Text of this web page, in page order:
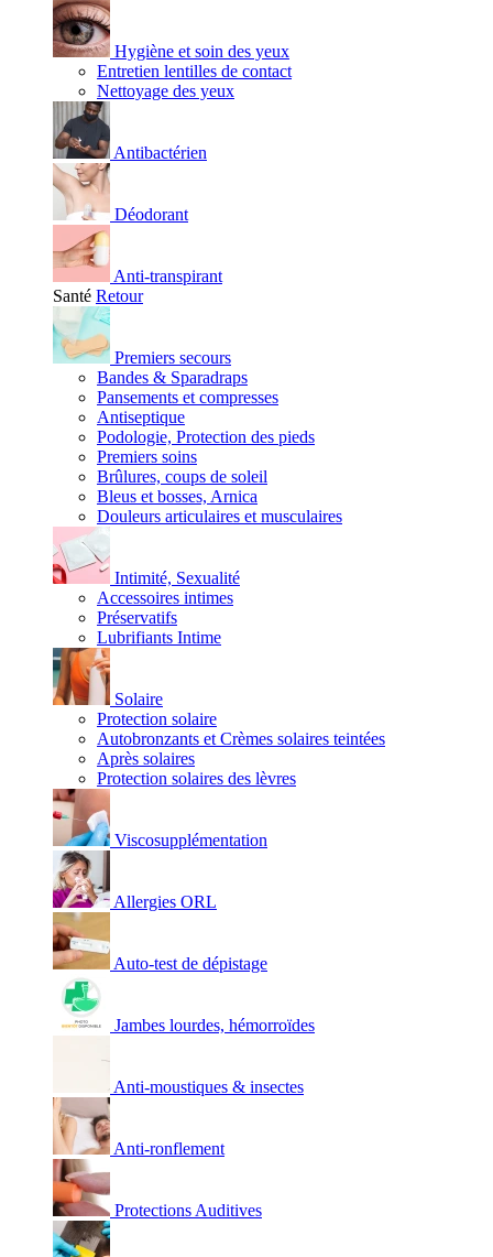
Hygiène et soin des yeux
Entretien lentilles de contact
Nettoyage des yeux
Antibactérien
Déodorant
Anti-transpirant
Santé Retour
Premiers secours
Bandes & Sparadraps
Pansements et compresses
Antiseptique
Podologie, Protection des pieds
Premiers soins
Brûlures, coups de soleil
Bleus et bosses, Arnica
Douleurs articulaires et musculaires
Intimité, Sexualité
Accessoires intimes
Préservatifs
Lubrifiants Intime
Solaire
Protection solaire
Autobronzants et Crèmes solaires teintées
Après solaires
Protection solaires des lèvres
Viscosupplémentation
Allergies ORL
Auto-test de dépistage
Jambes lourdes, hémorroïdes
Anti-moustiques & insectes
Anti-ronflement
Protections Auditives